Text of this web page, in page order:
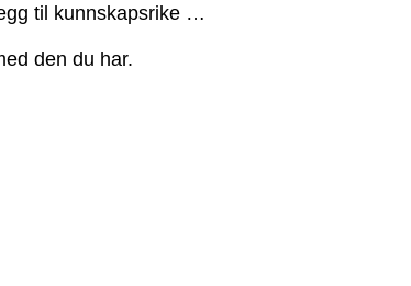
til kunnskapsrike …
den du har.